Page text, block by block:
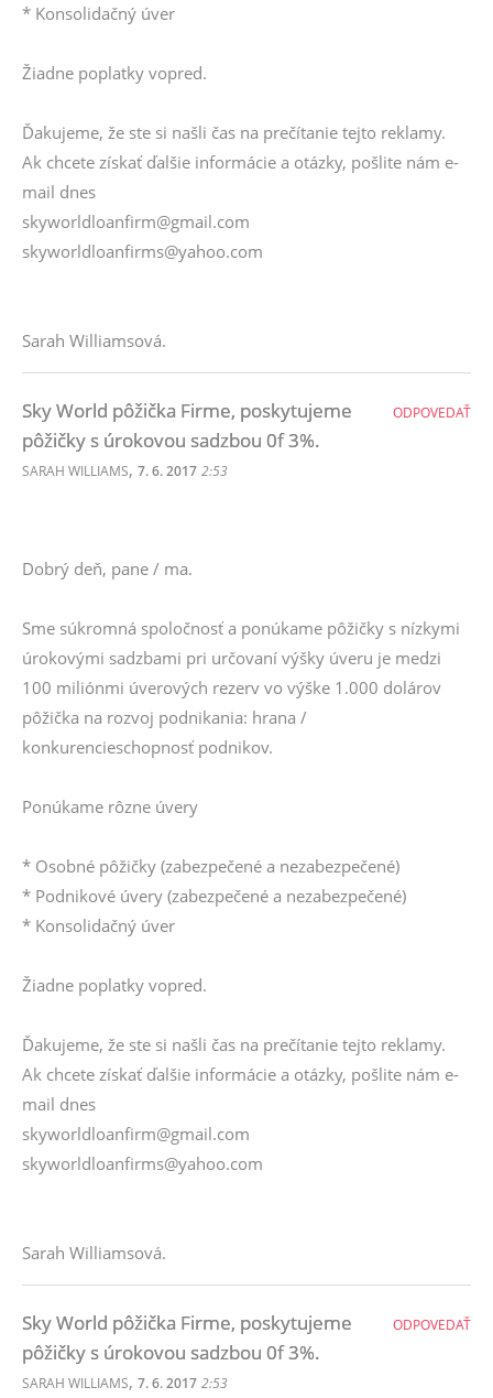
* Konsolidačný úver
Žiadne poplatky vopred.
Ďakujeme, že ste si našli čas na prečítanie tejto reklamy.
Ak chcete získať ďalšie informácie a otázky, pošlite nám e-
mail dnes
skyworldloanfirm@gmail.com
skyworldloanfirms@yahoo.com
Sarah Williamsová.
Sky World pôžička Firme, poskytujeme
pôžičky s úrokovou sadzbou 0f 3%.
SARAH WILLIAMS, 7. 6. 2017 2:53
Dobrý deň, pane / ma.
Sme súkromná spoločnosť a ponúkame pôžičky s nízkymi
úrokovými sadzbami pri určovaní výšky úveru je medzi
100 miliónmi úverových rezerv vo výške 1.000 dolárov
pôžička na rozvoj podnikania: hrana /
konkurencieschopnosť podnikov.
Ponúkame rôzne úvery
* Osobné pôžičky (zabezpečené a nezabezpečené)
* Podnikové úvery (zabezpečené a nezabezpečené)
* Konsolidačný úver
Žiadne poplatky vopred.
Ďakujeme, že ste si našli čas na prečítanie tejto reklamy.
Ak chcete získať ďalšie informácie a otázky, pošlite nám e-
mail dnes
skyworldloanfirm@gmail.com
skyworldloanfirms@yahoo.com
Sarah Williamsová.
ODPOVEDAŤ
Sky World pôžička Firme, poskytujeme
pôžičky s úrokovou sadzbou 0f 3%.
SARAH WILLIAMS, 7. 6. 2017 2:53
ODPOVEDAŤ